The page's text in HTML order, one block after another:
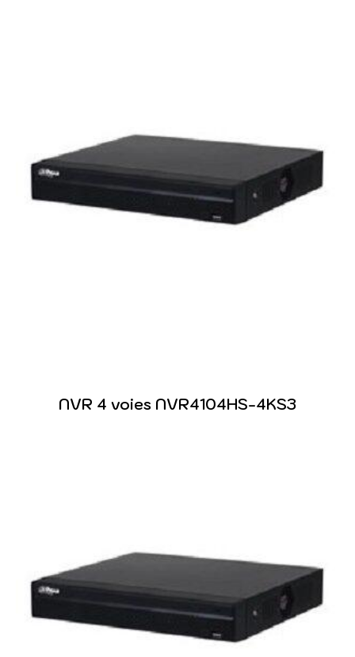
NVR 4 voies NVR4104HS-4KS3